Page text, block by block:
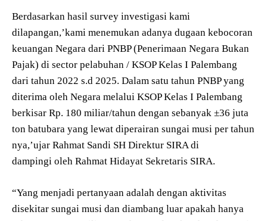
Berdasarkan hasil survey investigasi kami
dilapangan,’kami menemukan adanya dugaan kebocoran
keuangan Negara dari PNBP (Penerimaan Negara Bukan
Pajak) di sector pelabuhan / KSOP Kelas I Palembang
dari tahun 2022 s.d 2025. Dalam satu tahun PNBP yang
diterima oleh Negara melalui KSOP Kelas I Palembang
berkisar Rp. 180 miliar/tahun dengan sebanyak ±36 juta
ton batubara yang lewat diperairan sungai musi per tahun
nya,’ujar Rahmat Sandi SH Direktur SIRA di
dampingi oleh Rahmat Hidayat Sekretaris SIRA.
“Yang menjadi pertanyaan adalah dengan aktivitas
disekitar sungai musi dan diambang luar apakah hanya